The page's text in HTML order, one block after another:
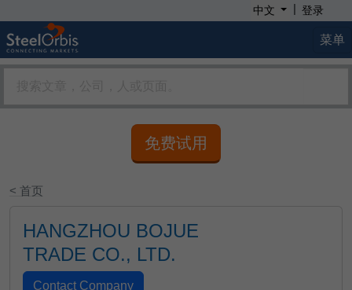
中文 | 登录
菜单
免费试用
< 首页
HANGZHOU BOJUE
TRADE CO., LTD.